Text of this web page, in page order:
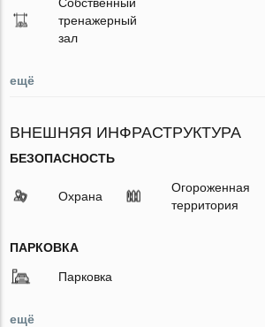
тренажерный
зал
ещё
ВНЕШНЯЯ ИНФРАСТРУКТУРА
БЕЗОПАСНОСТЬ
Охрана
Огороженная
территория
ПАРКОВКА
Парковка
ещё